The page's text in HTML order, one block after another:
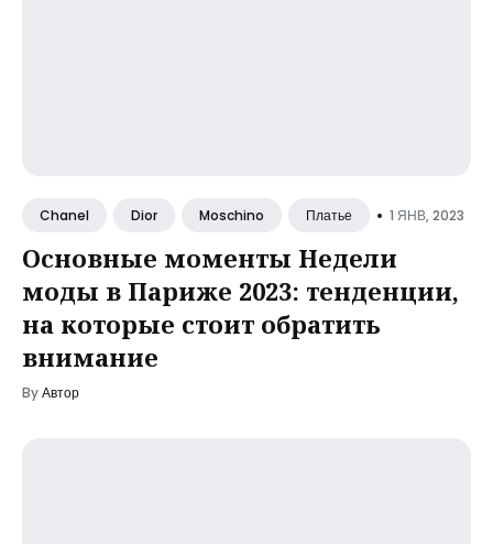
Chanel Dior Moschino Платье • 1 ЯНВ, 2023
Основные моменты Недели
моды в Париже 2023: тенденции,
на которые стоит обратить
внимание
ByАвтор